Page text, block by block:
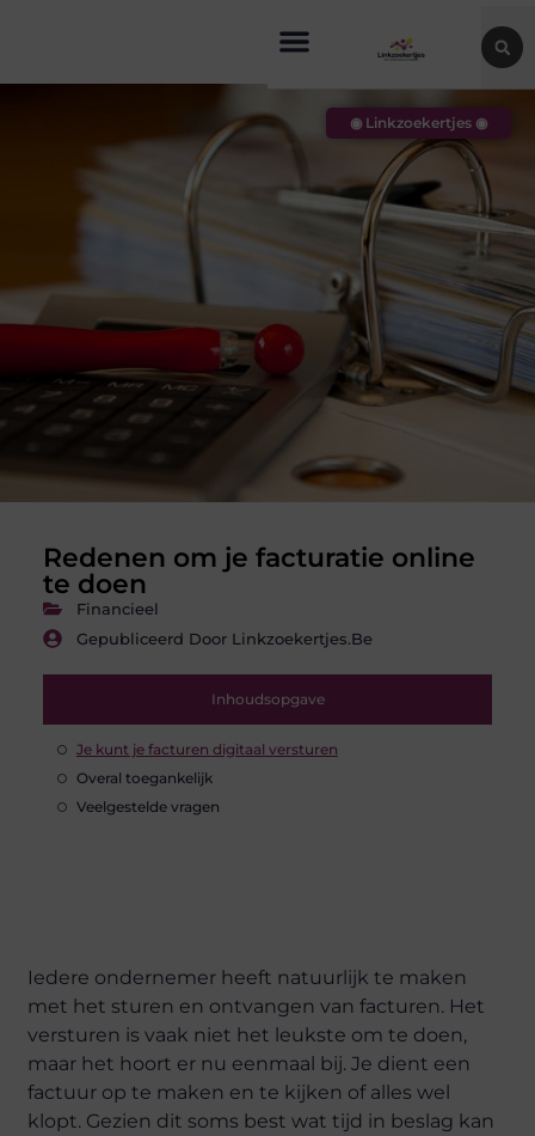
Redenen om je facturatie online
te doen
Financieel
Gepubliceerd Door Linkzoekertjes.be
Inhoudsopgave
Je kunt je facturen digitaal versturen
Overal toegankelijk
Veelgestelde vragen
◉ Linkzoekertjes ◉
Iedere ondernemer heeft natuurlijk te maken
met het sturen en ontvangen van facturen. Het
versturen is vaak niet het leukste om te doen,
maar het hoort er nu eenmaal bij. Je dient een
factuur op te maken en te kijken of alles wel
klopt. Gezien dit soms best wat tijd in beslag kan